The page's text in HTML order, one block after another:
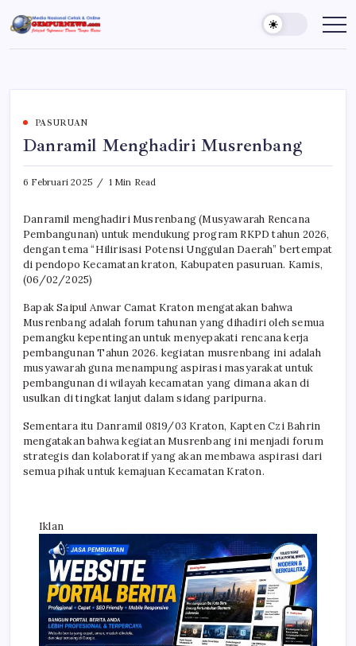
to
content
Gempur
News
Jelajah
Dunia
PASURUAN
Danramil Menghadiri Musrenbang
6 Februari 2025 1 Min Read
Danramil menghadiri Musrenbang (Musyawarah Rencana
Pembangunan) untuk mendukung program RKPD tahun 2026,
dengan tema “Hilirisasi Potensi Unggulan Daerah” bertempat
di pendopo Kecamatan kraton, Kabupaten pasuruan. Kamis,
(06/02/2025)
Bapak Saipul Anwar Camat Kraton mengatakan bahwa
Musrenbang adalah forum tahunan yang dihadiri oleh semua
pemangku kepentingan untuk menyepakati rencana kerja
pembangunan Tahun 2026. kegiatan musrenbang ini adalah
musyawarah guna menampung aspirasi masyarakat untuk
pembangunan di wilayah kecamatan yang dimana akan di
usulkan di tingkat lanjut dalam sidang paripurna.
Sementara itu Danramil 0819/03 Kraton, Kapten Czi Bahrin
mengatakan bahwa kegiatan Musrenbang ini menjadi forum
strategis dan kolaboratif yang akan membawa aspirasi dari
semua pihak untuk kemajuan Kecamatan Kraton.
Iklan